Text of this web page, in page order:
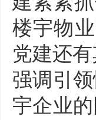
楼宇物
党建还
强调引
宇企业